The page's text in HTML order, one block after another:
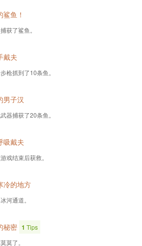
鲨鱼！
获了鲨鱼。
戴夫
枪抓到了10条鱼。
男子汉
器捕获了20条鱼。
吸戴夫
戏结束后获救。
冷的地方
河通道。
秘密 1 Tips
莫了。